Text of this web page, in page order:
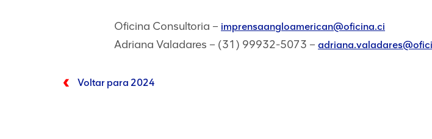
Oficina Consultoria – imprensaangloamerican@oficina.ci
Adriana Valadares – (31) 99932-5073 –
Voltar para 2024